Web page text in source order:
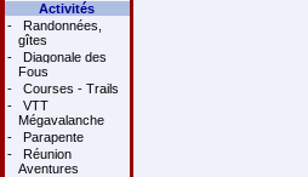
Activités
-
Randonnées,
gîtes
-
Diagonale des
Fous
-
Courses - Trails
-
VTT
Mégavalanche
-
Parapente
-
Réunion
Aventures